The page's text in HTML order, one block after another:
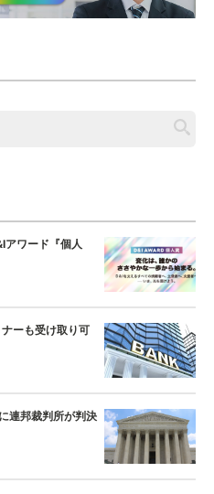
アワード『個人
ーも受け取り可
連邦裁判所が判決